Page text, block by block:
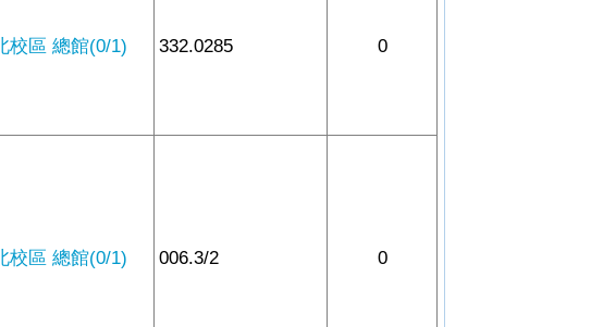
校區 總館(0/1) 332.0285 0
校區 總館(0/1) 006.3/2 0